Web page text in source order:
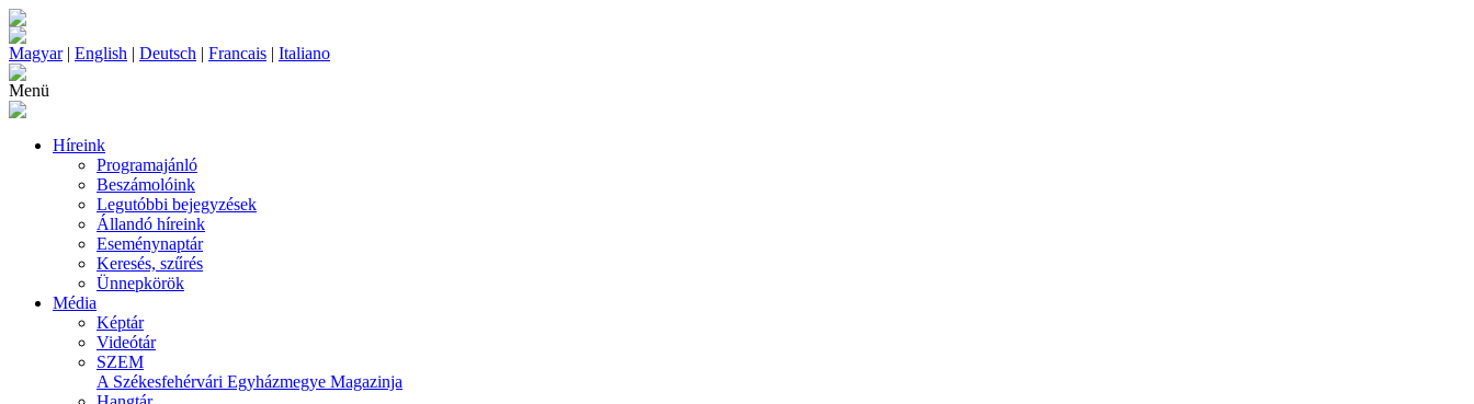
Magyar| English | Deutsch | Francais | Italiano
Menü
Híreink
Programajánló
Beszámolóink
Legutóbbi bejegyzések
Állandó híreink
Eseménynaptár
Keresés, szűrés
Ünnepkörök
Média
Képtár
Videótár
SZEM
A Székesfehérvári Egyházmegye Magazinja